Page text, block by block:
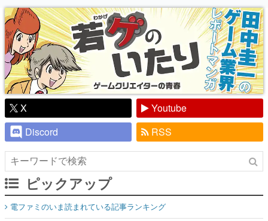
り】
X
Youtube
Discord
RSS
ピックアップ
電ファミのいま読まれている記事ランキング